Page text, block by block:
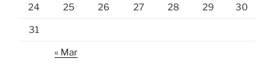
24 25 26 27 28 29 30
31
« Mar